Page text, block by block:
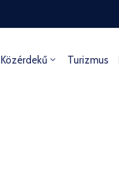
Közérdekű Turizmus